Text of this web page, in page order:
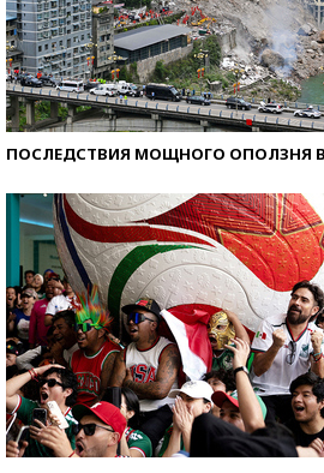
ПОСЛЕДСТВИЯ МОЩНОГО ОПОЛЗНЯ